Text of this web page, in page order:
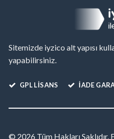
Sitemizde iyzico alt yapısı
yapabilirsiniz.
GPL LISANS İADE
© 2026 Tüm Hakları